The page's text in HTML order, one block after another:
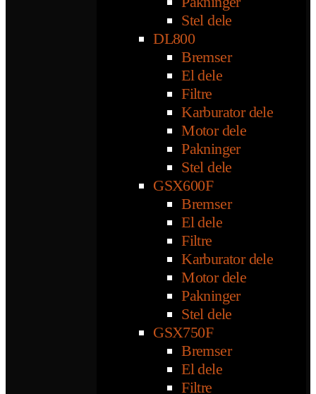
Stel dele
DL800
Bremser
El dele
Filtre
Karburator dele
Motor dele
Pakninger
Stel dele
GSX600F
Bremser
El dele
Filtre
Karburator dele
Motor dele
Pakninger
Stel dele
GSX750F
Bremser
El dele
Filtre